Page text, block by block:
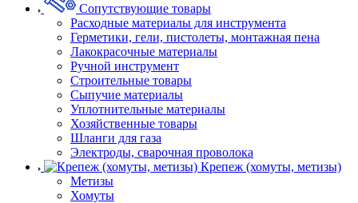
Сопутствующие товары
Расходные материалы для инструмента
Герметики, гели, пистолеты, монтажная пена
Лакокрасочные материалы
Ручной инструмент
Строительные товары
Сыпучие материалы
Уплотнительные материалы
Хозяйственные товары
Шланги для газа
Электроды, сварочная проволока
Крепеж (хомуты, метизы)
Метизы
Хомуты